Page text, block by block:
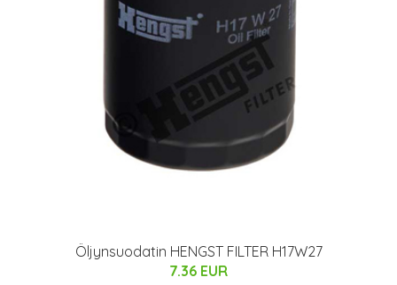
Öljynsuodatin HENGST FILTER H17W27
7.36 EUR